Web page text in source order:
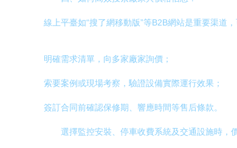
線上平臺如“搜了網移動版”等B2B網站是重要渠道
明確需求清單，向多家廠家詢價；
索要案例或現場考察，驗證設備實際運行效果；
簽訂合同前確認保修期、響應時間等售后條款。
選擇監控安裝、停車收費系統及交通設施時，